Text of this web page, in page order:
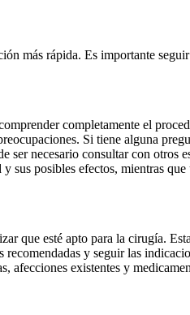
más rápida. Es importante
completamente el
Si tiene alguna
ser necesario consultar con otros
posibles efectos, mientras
que esté apto para la cirugía.
y seguir las
existentes y